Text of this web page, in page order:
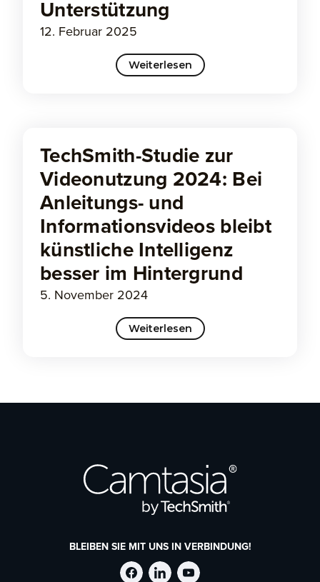
Unterstützung
12. Februar 2025
Weiterlesen
TechSmith-Studie zur
Videonutzung 2024: Bei
Anleitungs- und
Informationsvideos bleibt
künstliche Intelligenz
besser im Hintergrund
5. November 2024
Weiterlesen
BLEIBEN SIE MIT UNS IN VERBINDUNG!